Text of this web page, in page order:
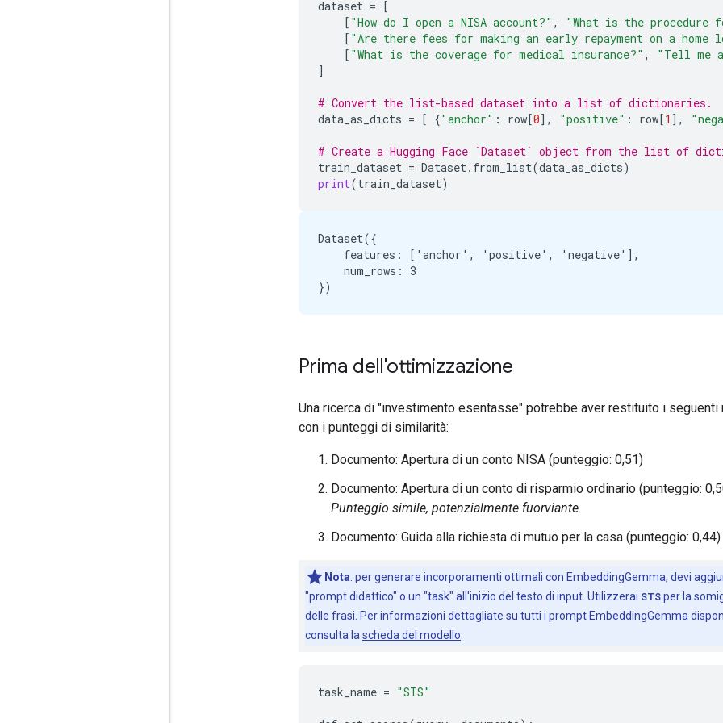
dataset = [
[ "How do I open a NISA account?" , "What is the procedure
[ "Are there fees for making an early repayment on a home
[ "What is the coverage for medical insurance?" , "Tell me
]
# Convert the list-based dataset into a list of dictionaries.
data_as_dicts = [ {"anchor" : row[0], "positive" : row[1 ],
# Create a Hugging Face `Dataset` object from the list of
train_dataset = Dataset. from_list(data_as_dicts)
print(train_dataset)
Dataset({
    features: ['anchor', 'positive', 'negative'],
    num_rows: 3
Prima dell'ottimizzazione
Una ricerca di "investimento esentasse" potrebbe aver restituito i seguenti
con i punteggi di similarità:
Documento: Apertura di un conto NISA (punteggio: 0,51)
Documento: Apertura di un conto di risparmio ordinario (punteggio:
Punteggio simile, potenzialmente fuorviante
Documento: Guida alla richiesta di mutuo per la casa (punteggio: 0,44)
Nota: per generare incorporamenti ottimali con EmbeddingGemma, devi
"prompt didattico" o un "task" all'inizio del testo di input. Utilizzerai STSper la
delle frasi. Per informazioni dettagliate su tutti i prompt EmbeddingGemma
consulta la scheda del modello
task_name = "STS"